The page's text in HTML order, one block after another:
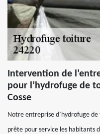
Intervention de
pour l’hydrofuge de
Cosse
Notre entreprise d’hydrofuge
prête pour service les habitants